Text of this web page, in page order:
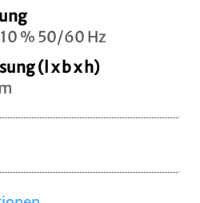
% 50/60 Hz
(l x b x h)